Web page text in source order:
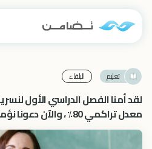
تعليم البلقاء‎
لقد أمنا الفصل الدراسي الأول
معدل تراكمي 80٪ ، والآن دعونا نؤمن الفصل الدراسي الثاني!